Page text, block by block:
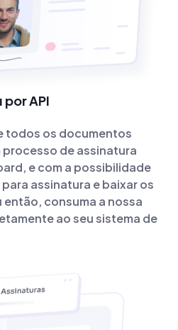
API
todos os documentos
processo de assinatura
e com a possibilidade
assinatura e baixar os
consuma a nossa
ao seu sistema de